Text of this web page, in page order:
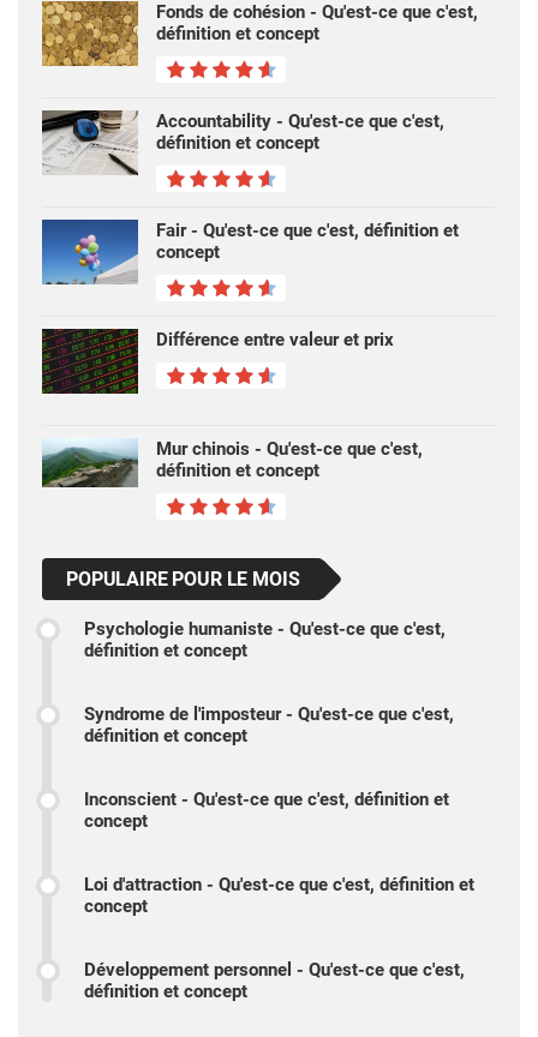
Fonds de cohésion - Qu'est-ce que c'est,
définition et concept
Accountability - Qu'est-ce que c'est,
définition et concept
Fair - Qu'est-ce que c'est, définition et
concept
Différence entre valeur et prix
Mur chinois - Qu'est-ce que c'est,
définition et concept
POPULAIRE POUR LE MOIS
Psychologie humaniste - Qu'est-ce que c'est,
définition et concept
Syndrome de l'imposteur - Qu'est-ce que c'est,
définition et concept
Inconscient - Qu'est-ce que c'est, définition et
concept
Loi d'attraction - Qu'est-ce que c'est, définition et
concept
Développement personnel - Qu'est-ce que c'est,
définition et concept